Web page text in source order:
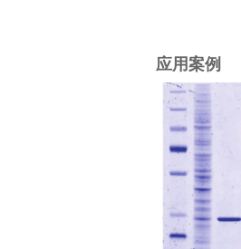
应用案例